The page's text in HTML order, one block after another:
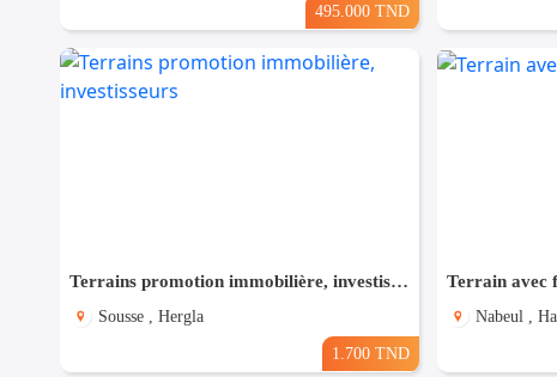
495.000 TND
Terrains promotion immobilière, investisseurs
Sousse , Hergla
1.700 TND
Terrain avec
Nabeul ,